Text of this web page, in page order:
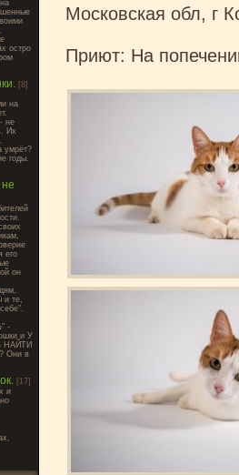
остро
[8]
на
не
Их
умрёт?
годы.
его
он
и те,
-
и У
НАЙТИ
Они в
[17]
и
Московская обл, г
Приют: На